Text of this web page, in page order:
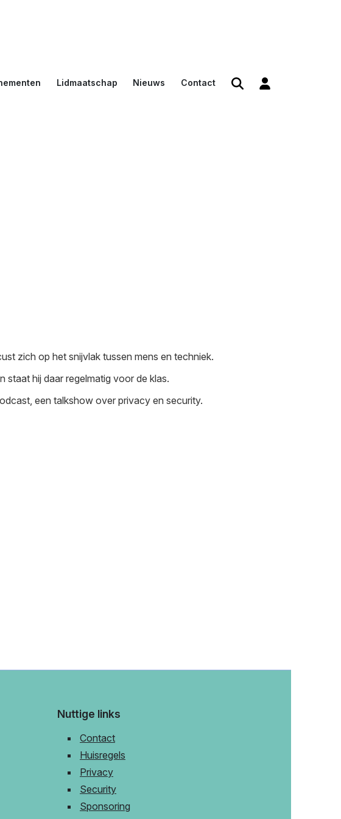
Lidmaatschap Nieuws Contact
zich op het snijvlak tussen mens en techniek.
staat hij daar regelmatig voor de klas.
een talkshow over privacy en security.
Nuttige links
Contact
Huisregels
Privacy
Security
Sponsoring